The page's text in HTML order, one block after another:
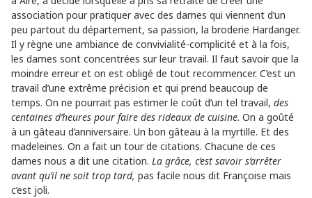
association pour pratiquer avec des dames qui viennent d’un
peu partout du département, sa passion, la broderie Hardanger.
Il y règne une ambiance de convivialité-complicité et à la fois,
les dames sont concentrées sur leur travail. Il faut savoir que la
moindre erreur et on est obligé de tout recommencer. C’est un
travail d’une extrême précision et qui prend beaucoup de
temps. On ne pourrait pas estimer le coût d’un tel travail, des
centaines d’heures pour faire des rideaux de cuisine. On a goûté
à un gâteau d’anniversaire. Un bon gâteau à la myrtille. Et des
madeleines. On a fait un tour de citations. Chacune de ces
dames nous a dit une citation. La grâce, c’est savoir s’arrêter
avant qu’il ne soit trop tard, pas facile nous dit Françoise mais
c’est joli.